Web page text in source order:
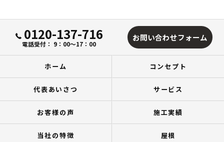
0120-137-716
電話受付： 9：00～17：00
お問い合わせフォーム
ホーム コンセプト
代表あいさつ サービス
お客様の声 施工実績
当社の特徴 屋根